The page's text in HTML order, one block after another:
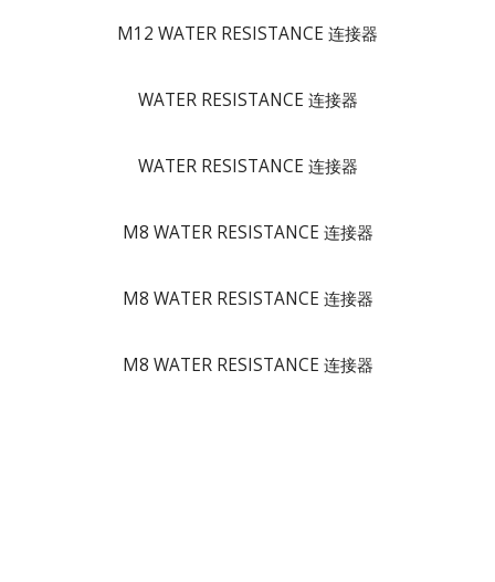
M12 WATER RESISTANCE 连接器
WATER RESISTANCE 连接器
WATER RESISTANCE 连接器
M8 WATER RESISTANCE 连接器
M8 WATER RESISTANCE 连接器
M8 WATER RESISTANCE 连接器